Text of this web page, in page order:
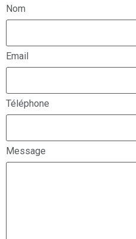
Nom
Email
Téléphone
Message